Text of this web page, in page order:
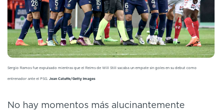
Sergio Ramos fue expulsado mientras que el Reims de Will Still sacaba un empate sin goles en su debut como
entrenador ante el PSG. Jean Catuffe/Getty Images
No hay momentos más alucinantemente